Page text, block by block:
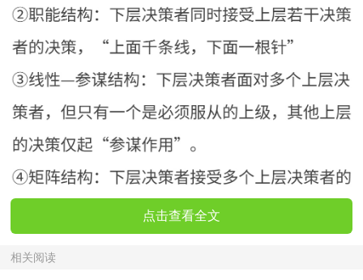
点击查看全文
相关阅读